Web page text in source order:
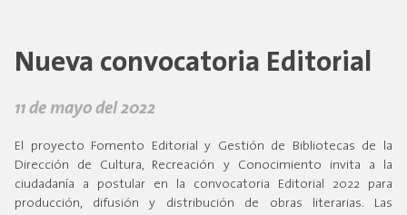
Nueva convocatoria Editorial
11 de mayo del 2022
El proyecto Fomento Editorial y Gestión de Bibliotecas de la
Dirección de Cultura, Recreación y Conocimiento invita a la
ciudadanía a postular en la convocatoria Editorial 2022 para
producción, difusión y distribución de obras literarias. Las